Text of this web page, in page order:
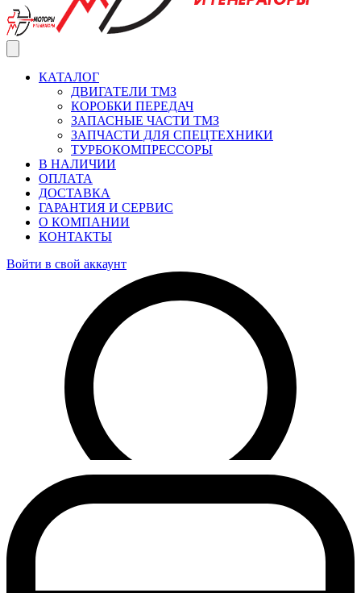
КАТАЛОГ
ДВИГАТЕЛИ ТМЗ
КОРОБКИ ПЕРЕДАЧ
ЗАПАСНЫЕ ЧАСТИ ТМЗ
ЗАПЧАСТИ ДЛЯ СПЕЦТЕХНИКИ
ТУРБОКОМПРЕССОРЫ
В НАЛИЧИИ
ОПЛАТА
ДОСТАВКА
ГАРАНТИЯ И СЕРВИС
О КОМПАНИИ
КОНТАКТЫ
Войти в свой аккаунт